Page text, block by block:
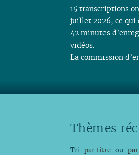
15 transcriptions
juillet 2026, ce qui
42 minutes
vidéos.
La commission
Thèmes
Tri par titre ou